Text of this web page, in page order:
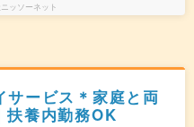
ッソーネット
サービス＊家庭と両
扶養内勤務OK